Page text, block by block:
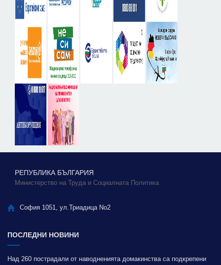
РЕПУБЛИКА БЪЛГАРИЯ
Министерство на Труда и Социалната Политика
София 1051, ул.Триадица No2
ПОСЛЕДНИ НОВИНИ
Над 260 пострадали от наводненията домакинства са подкрепени